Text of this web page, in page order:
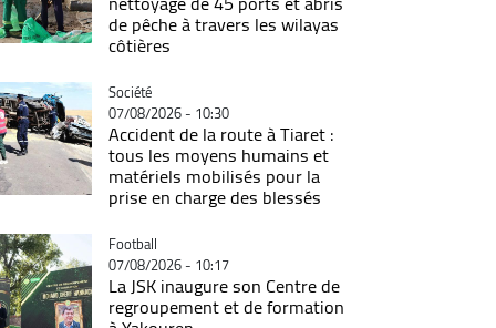
de pêche à travers les wilayas
côtières
Catégorie
Société
07/08/2026 - 10:30
Accident de la route à Tiaret :
tous les moyens humains et
matériels mobilisés pour la
prise en charge des blessés
Catégorie
Football
07/08/2026 - 10:17
La JSK inaugure son Centre de
regroupement et de formation